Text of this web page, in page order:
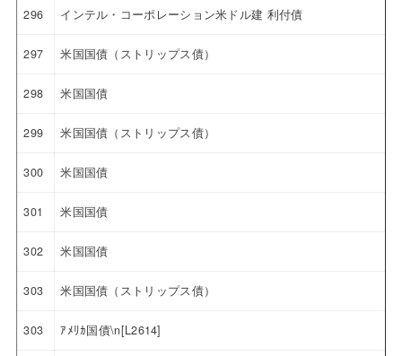
296 インテル・コーポレーション米ドル建 利付債
297 米国国債（ストリップス債）
298 米国国債
299 米国国債（ストリップス債）
300 米国国債
301 米国国債
302 米国国債
303 米国国債（ストリップス債）
303 ｱﾒﾘｶ国債\n[L2614]